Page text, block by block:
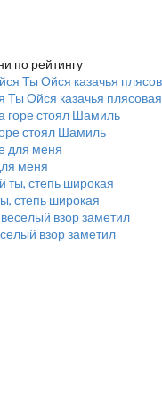
по рейтингу
Ты Ойся казачья плясовая
стоял Шамиль
меня
степь широкая
взор заметил